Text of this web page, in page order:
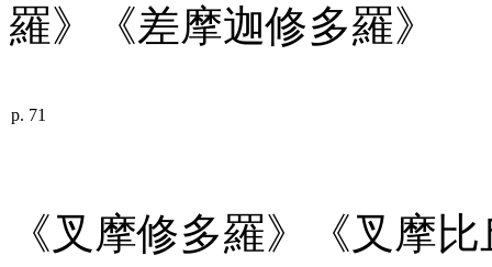
羅》《差摩迦修多羅》
p. 71
《叉摩修多羅》《叉摩